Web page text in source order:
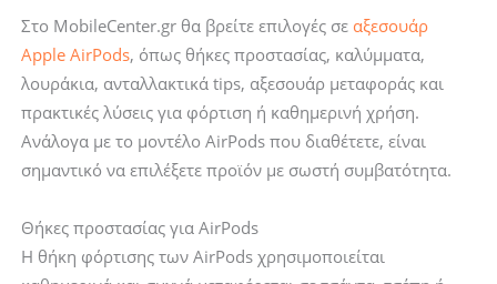
Στο MobileCenter.gr θα βρείτε επιλογές σε αξεσουάρ
Apple AirPods, όπως θήκες προστασίας, καλύμματα,
λουράκια, ανταλλακτικά tips, αξεσουάρ μεταφοράς και
πρακτικές λύσεις για φόρτιση ή καθημερινή χρήση.
Ανάλογα με το μοντέλο AirPods που διαθέτετε, είναι
σημαντικό να επιλέξετε προϊόν με σωστή συμβατότητα.
Θήκες προστασίας για AirPods
Η θήκη φόρτισης των AirPods χρησιμοποιείται